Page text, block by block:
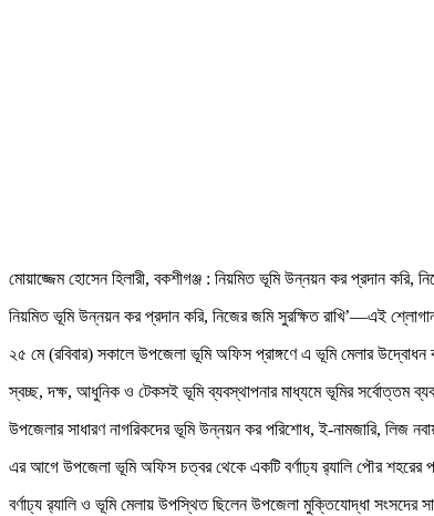
মোয়াজ্জেম হোসেন হিলারী, বকশীগঞ্জ : নিয়মিত ভূমি উন্নয়ন কর প্রদান করি,
নিয়মিত ভূমি উন্নয়ন কর প্রদান করি, নিজের জমি সুরক্ষিত রাখি’—এই
২৫ মে (রবিবার) সকালে উপজেলা ভূমি অফিস প্রাঙ্গণে এ ভূমি মেলার
স্বচ্ছ, দক্ষ, আধুনিক ও টেকসই ভূমি ব্যবস্থাপনার মাধ্যমে ভূমির সর্বোত্তম
উপজেলার সাধারণ নাগরিকদের ভূমি উন্নয়ন কর পরিশোধ, ই-নামজারি,
এর আগে উপজেলা ভূমি অফিস চত্বর থেকে একটি বর্ণাঢ্য র‌্যালি পৌর শহরের
বর্ণাঢ্য র‌্যালি ও ভূমি মেলায় উপস্থিত ছিলেন উপজেলা মুক্তিযোদ্ধা সংসদের